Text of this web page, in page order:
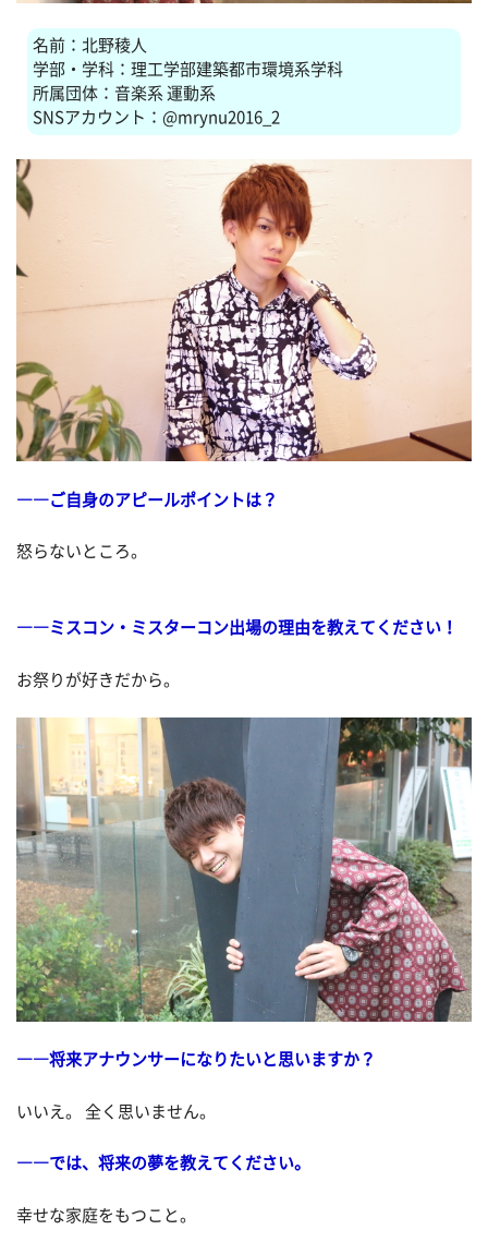
名前：北野稜人
学部・学科：理工学部建築都市環境系学科
所属団体：音楽系 運動系
SNSアカウント：@mrynu2016_2
――ご自身のアピールポイントは？
怒らないところ。
――ミスコン・ミスターコン出場の理由を教えてください！
お祭りが好きだから。
――将来アナウンサーになりたいと思いますか？
いいえ。 全く思いません。
――では、将来の夢を教えてください。
幸せな家庭をもつこと。